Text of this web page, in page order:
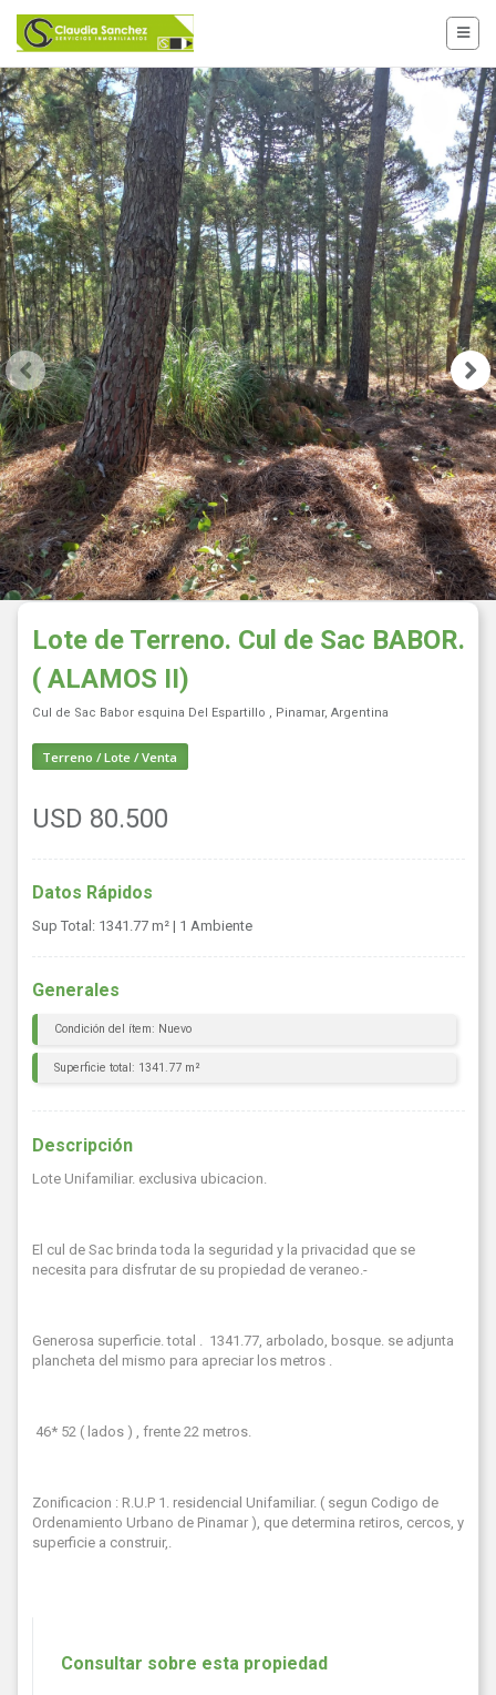
Lote de Terreno. Cul de Sac BABOR.
( ALAMOS II)
Cul de Sac Babor esquina Del Espartillo , Pinamar, Argentina
Terreno / Lote / Venta
USD 80.500
Datos Rápidos
Sup Total: 1341.77 m² | 1 Ambiente
Generales
Condición del ítem: Nuevo
Superficie total: 1341.77 m²
Descripción
Lote Unifamiliar. exclusiva ubicacion.
El cul de Sac brinda toda la seguridad y la privacidad que se
necesita para disfrutar de su propiedad de veraneo.-
Generosa superficie. total . 1341.77, arbolado, bosque. se adjunta
plancheta del mismo para apreciar los metros .
46* 52 ( lados ) , frente 22 metros.
Zonificacion : R.U.P 1. residencial Unifamiliar. ( segun Codigo de
Ordenamiento Urbano de Pinamar ), que determina retiros, cercos, y
superficie a construir,.
Consultar sobre esta propiedad